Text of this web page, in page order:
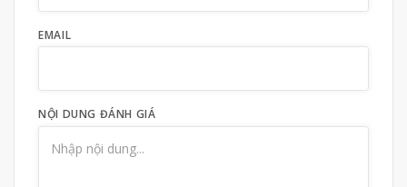
EMAIL
NỘI DUNG ĐÁNH GIÁ